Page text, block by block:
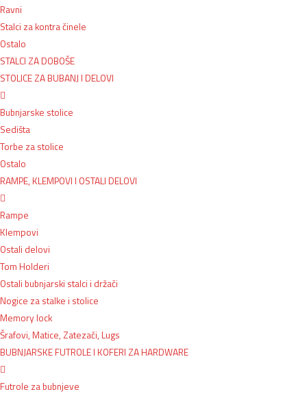
Ravni
Stalci za kontra činele
Ostalo
STALCI ZA DOBOŠE
STOLICE ZA BUBANJ I DELOVI
Bubnjarske stolice
Sedišta
Torbe za stolice
Ostalo
RAMPE, KLEMPOVI I OSTALI DELOVI
Rampe
Klempovi
Ostali delovi
Tom Holderi
Ostali bubnjarski stalci i držači
Nogice za stalke i stolice
Memory lock
Šrafovi, Matice, Zatezači, Lugs
BUBNJARSKE FUTROLE I KOFERI ZA HARDWARE
Futrole za bubnjeve